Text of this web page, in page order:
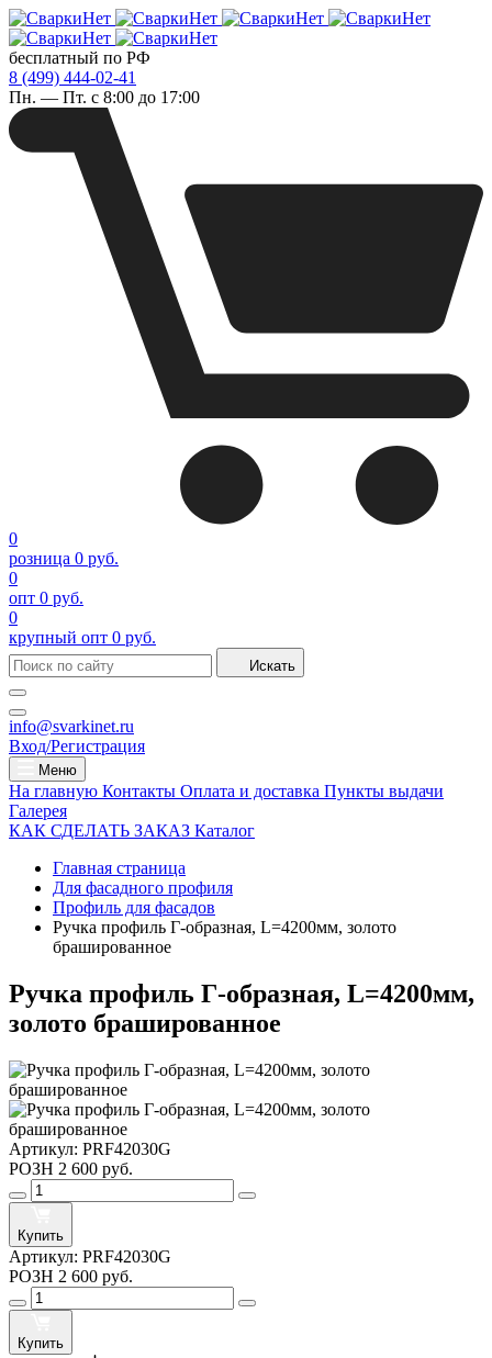
бесплатный по РФ
8 (499) 444-02-41
Пн. — Пт. с 8:00 до 17:00
0
розница 0 руб.
0
опт 0 руб.
0
крупный опт 0 руб.
Искать
info@svarkinet.ru
Вход/Регистрация
Меню
На главную Контакты Оплата и доставка Пункты выдачи
Галерея
КАК СДЕЛАТЬ ЗАКАЗ Каталог
Главная страница
Для фасадного профиля
Профиль для фасадов
Ручка профиль Г-образная, L=4200мм, золото
брашированное
Ручка профиль Г-образная, L=4200мм,
золото брашированное
Артикул: PRF42030G
РОЗН 2 600 руб.
Купить
Артикул: PRF42030G
РОЗН 2 600 руб.
Купить